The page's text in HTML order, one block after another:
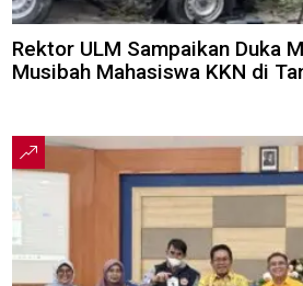
Rektor ULM Sampaikan Duka
Musibah Mahasiswa KKN di